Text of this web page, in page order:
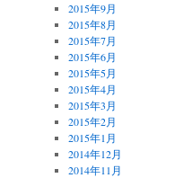
2015年9月
2015年8月
2015年7月
2015年6月
2015年5月
2015年4月
2015年3月
2015年2月
2015年1月
2014年12月
2014年11月